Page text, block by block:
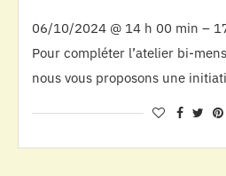
06/10/2024 @ 14 h 00 min –
Pour compléter l’atelier bi-
nous vous proposons une